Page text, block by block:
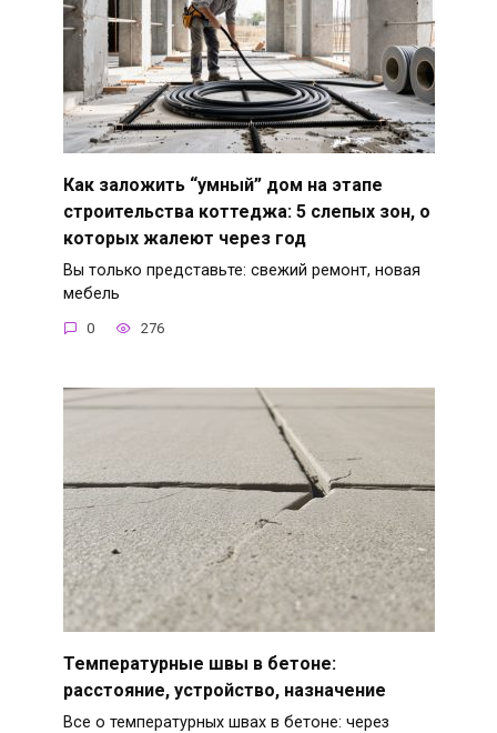
Как заложить “умный” дом на этапе
строительства коттеджа: 5 слепых зон, о
которых жалеют через год
Вы только представьте: свежий ремонт, новая
мебель
0 276
Температурные швы в бетоне:
расстояние, устройство, назначение
Все о температурных швах в бетоне: через